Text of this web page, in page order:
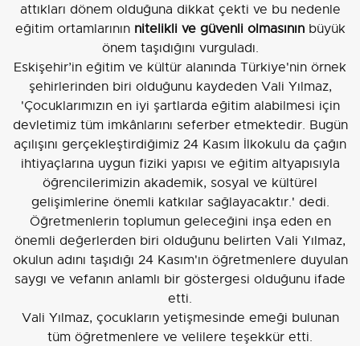
attıkları dönem olduğuna dikkat çekti ve bu nedenle
eğitim ortamlarının nitelikli ve güvenli olmasınınbüyük
önem taşıdığını vurguladı.
Eskişehir’in eğitim ve kültür alanında Türkiye'nin örnek
şehirlerinden biri olduğunu kaydeden Vali Yılmaz,
'Çocuklarımızın en iyi şartlarda eğitim alabilmesi için
devletimiz tüm imkânlarını seferber etmektedir. Bugün
açılışını gerçekleştirdiğimiz 24 Kasım İlkokulu da çağın
ihtiyaçlarına uygun fiziki yapısı ve eğitim altyapısıyla
öğrencilerimizin akademik, sosyal ve kültürel
gelişimlerine önemli katkılar sağlayacaktır.' dedi.
Öğretmenlerin toplumun geleceğini inşa eden en
önemli değerlerden biri olduğunu belirten Vali Yılmaz,
okulun adını taşıdığı 24 Kasım'ın öğretmenlere duyulan
saygı ve vefanın anlamlı bir göstergesi olduğunu ifade
etti.
Vali Yılmaz, çocukların yetişmesinde emeği bulunan
tüm öğretmenlere ve velilere teşekkür etti.